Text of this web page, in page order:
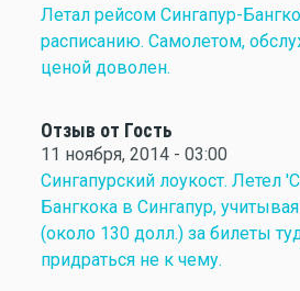
Летал рейсом Сингапур-
расписанию. Самолетом,
ценой доволен.
Отзыв от Гость
11 ноября, 2014 - 03:00
Сингапурский лоукост. Летел
Бангкока в Сингапур,
(около 130 долл.) за билеты
придраться не к чему.